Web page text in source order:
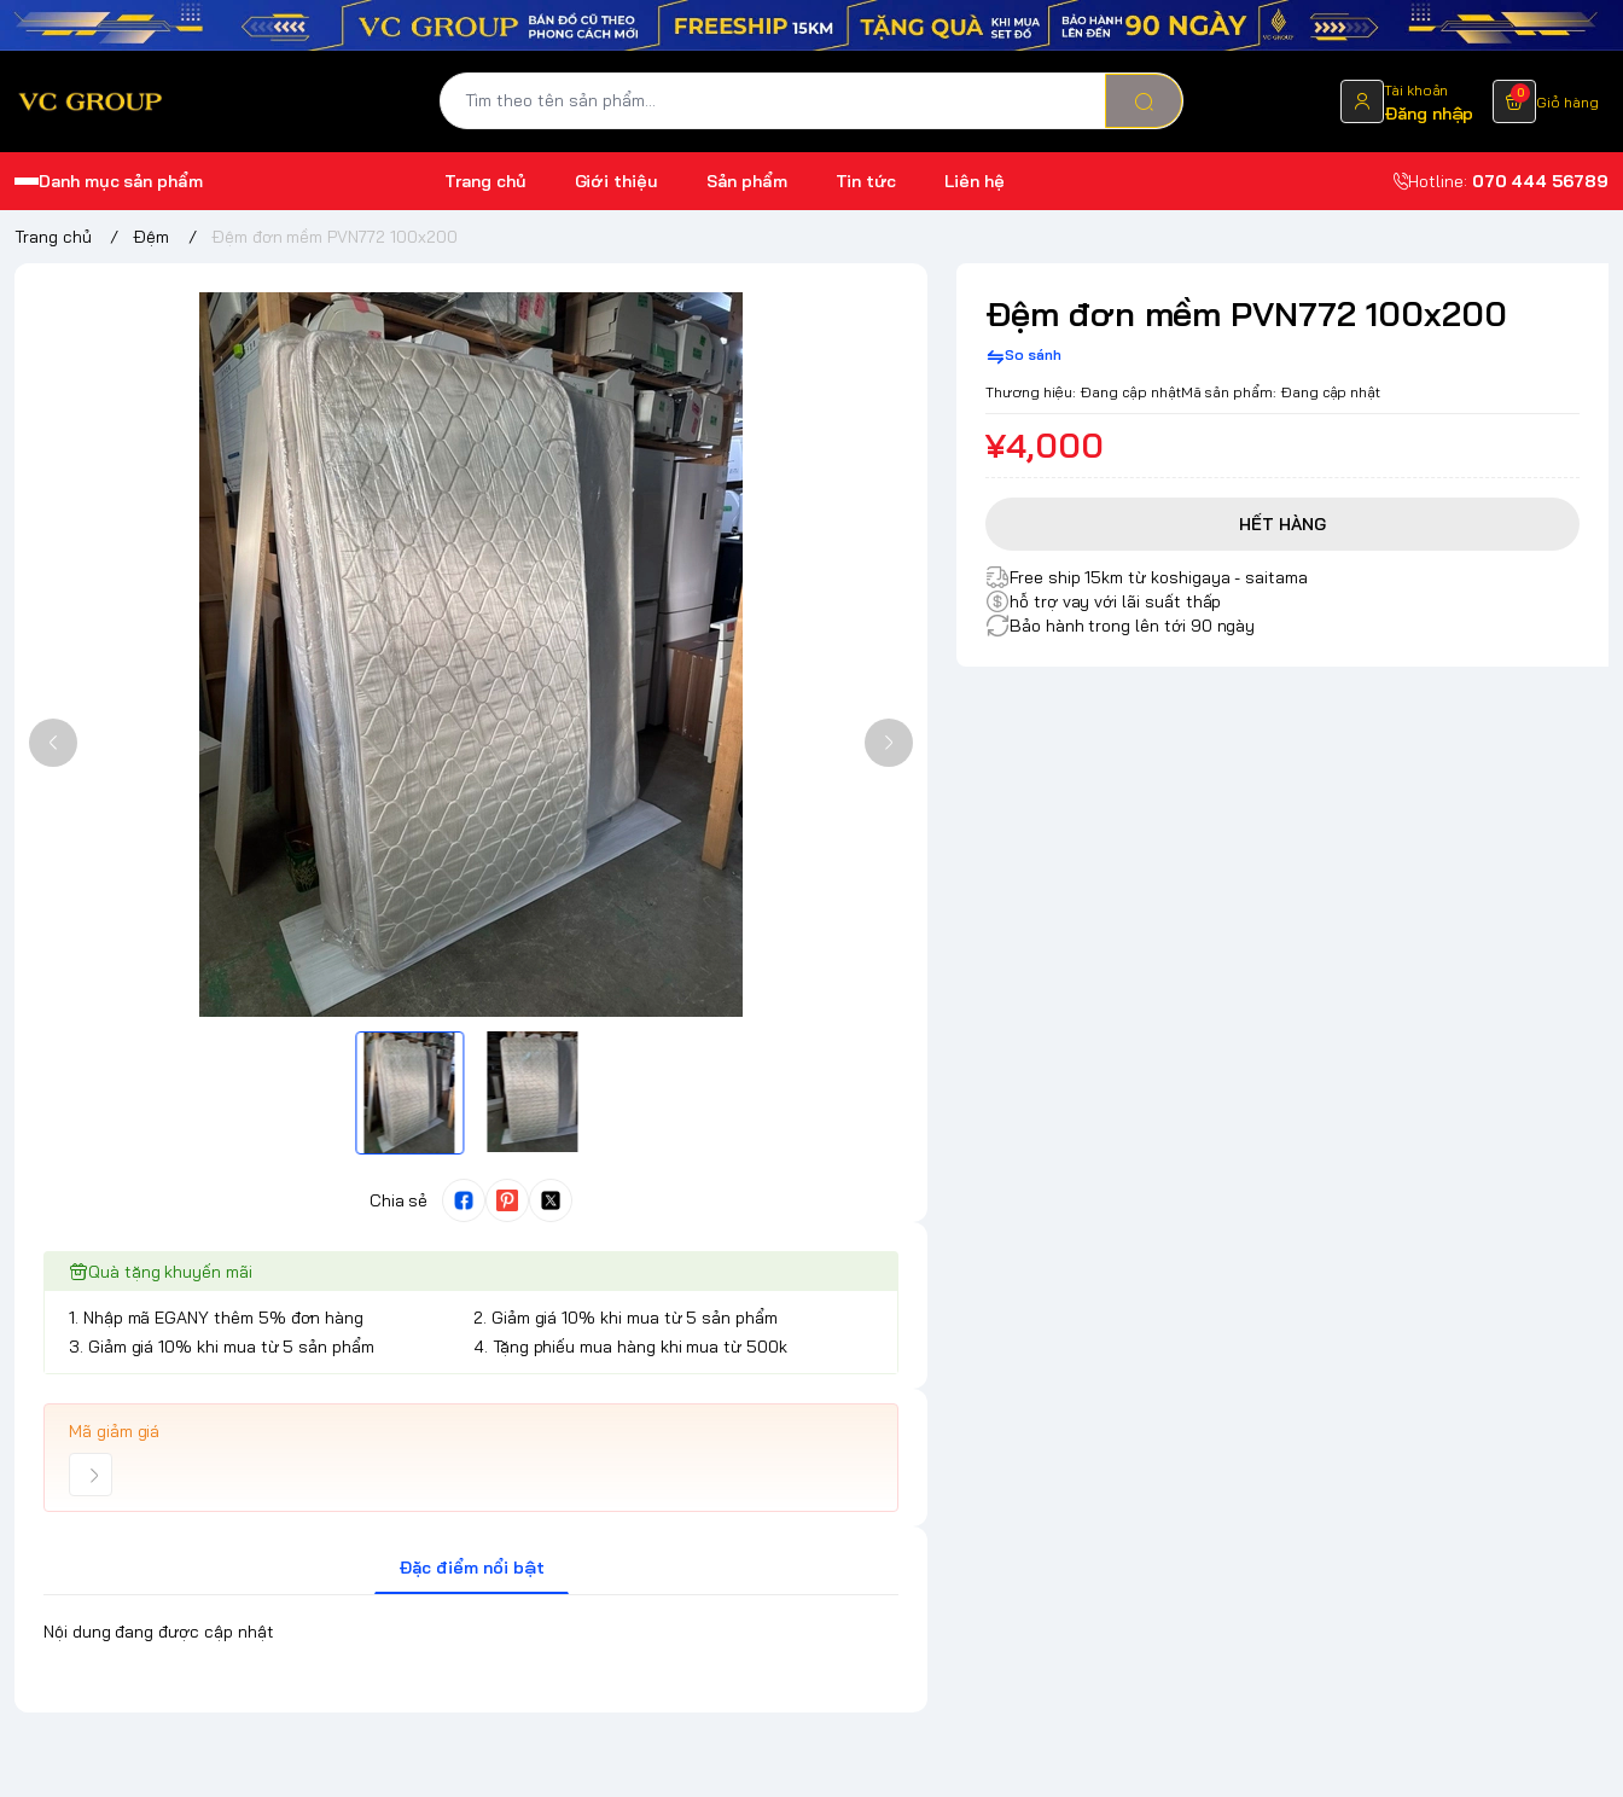
Tài khoản
Đăng nhập
0
Giỏ hàng
Danh mục sản phẩm Trang chủ Giới thiệu Sản phẩm Tin tức Liên hệ Hotline: 070 444 56789
Trang chủ / Đệm / Đệm đơn mềm PVN772 100x200
Chia sẻ
Đệm đơn mềm PVN772 100x200
So sánh
Thương hiệu: Đang cập nhậtMã sản phẩm: Đang cập nhật
¥4,000
HẾT HÀNG
Free ship 15km từ koshigaya - saitama
hỗ trợ vay với lãi suất thấp
Bảo hành trong lên tới 90 ngày
Quà tặng khuyến mãi
1. Nhập mã EGANY thêm 5% đơn hàng
2. Giảm giá 10% khi mua từ 5 sản phẩm
3. Giảm giá 10% khi mua từ 5 sản phẩm
4. Tặng phiếu mua hàng khi mua từ 500k
Mã giảm giá
Đặc điểm nổi bật
Nội dung đang được cập nhật